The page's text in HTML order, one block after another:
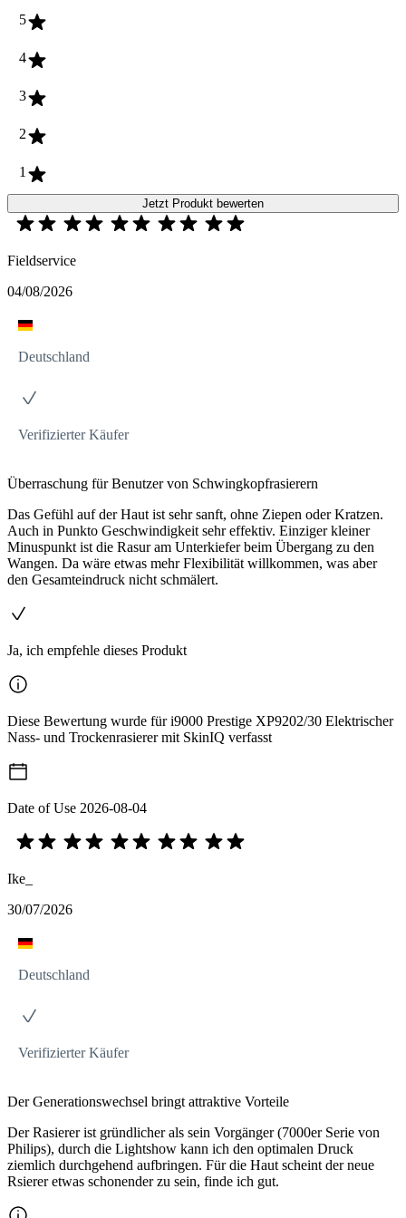
5
4
3
2
1
Jetzt Produkt bewerten
Fieldservice
04/08/2026
Deutschland
Verifizierter Käufer
Überraschung für Benutzer von Schwingkopfrasierern
Das Gefühl auf der Haut ist sehr sanft, ohne Ziepen oder Kratzen.
Auch in Punkto Geschwindigkeit sehr effektiv. Einziger kleiner
Minuspunkt ist die Rasur am Unterkiefer beim Übergang zu den
Wangen. Da wäre etwas mehr Flexibilität willkommen, was aber
den Gesamteindruck nicht schmälert.
Ja, ich empfehle dieses Produkt
Diese Bewertung wurde für i9000 Prestige XP9202/30 Elektrischer
Nass- und Trockenrasierer mit SkinIQ verfasst
Date of Use 2026-08-04
Ike_
30/07/2026
Deutschland
Verifizierter Käufer
Der Generationswechsel bringt attraktive Vorteile
Der Rasierer ist gründlicher als sein Vorgänger (7000er Serie von
Philips), durch die Lightshow kann ich den optimalen Druck
ziemlich durchgehend aufbringen. Für die Haut scheint der neue
Rsierer etwas schonender zu sein, finde ich gut.